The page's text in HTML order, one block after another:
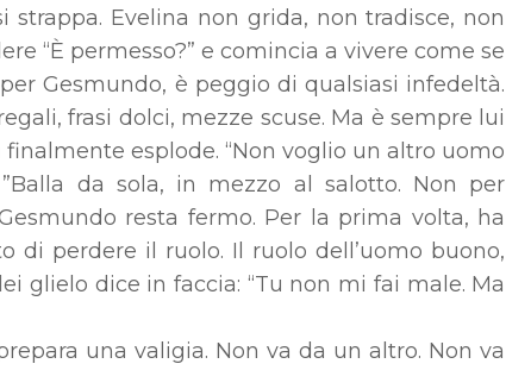
strappa. Evelina non grida, non tradisce, non
“È permesso?” e comincia a vivere come se
Gesmundo, è peggio di qualsiasi infedeltà.
frasi dolci, mezze scuse. Ma è sempre lui
esplode. “Non voglio un altro uomo
da sola, in mezzo al salotto. Non per
resta fermo. Per la prima volta, ha
di perdere il ruolo. Il ruolo dell’uomo buono,
glielo dice in faccia: “Tu non mi fai male. Ma
una valigia. Non va da un altro. Non va